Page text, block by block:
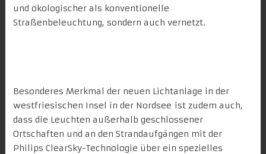
und ökologischer als konventionelle
Straßenbeleuchtung, sondern auch vernetzt.
Besonderes Merkmal der neuen Lichtanlage in der
westfriesischen Insel in der Nordsee ist zudem auch,
dass die Leuchten außerhalb geschlossener
Ortschaften und an den Strandaufgängen mit der
Philips ClearSky-Technologie über ein spezielles